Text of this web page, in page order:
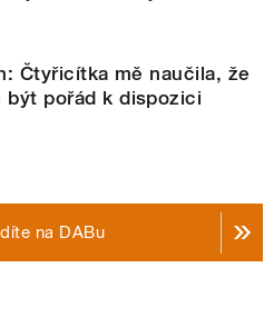
Čtyřicítka mě naučila, že
být pořád k dispozici
na DABu